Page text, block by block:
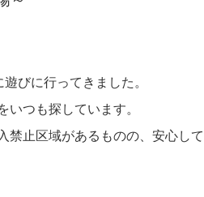
遊びに行ってきました。
つも探しています。
禁止区域があるものの、安心して